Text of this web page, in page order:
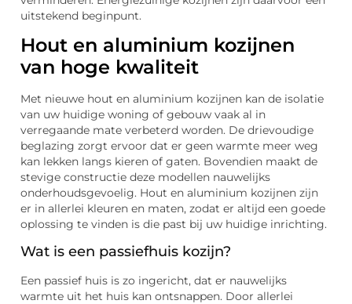
uitstekend beginpunt.
Hout en aluminium kozijnen
van hoge kwaliteit
Met nieuwe hout en aluminium kozijnen kan de isolatie
van uw huidige woning of gebouw vaak al in
verregaande mate verbeterd worden. De drievoudige
beglazing zorgt ervoor dat er geen warmte meer weg
kan lekken langs kieren of gaten. Bovendien maakt de
stevige constructie deze modellen nauwelijks
onderhoudsgevoelig. Hout en aluminium kozijnen zijn
er in allerlei kleuren en maten, zodat er altijd een goede
oplossing te vinden is die past bij uw huidige inrichting.
Wat is een passiefhuis kozijn?
Een passief huis is zo ingericht, dat er nauwelijks
warmte uit het huis kan ontsnappen. Door allerlei